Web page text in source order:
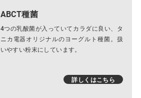
ABCT種菌
4つの乳酸菌が入っていてカラダに良い、タ
ニカ電器オリジナルのヨーグルト種菌。扱
いやすい粉末にしています。
詳しくはこちら